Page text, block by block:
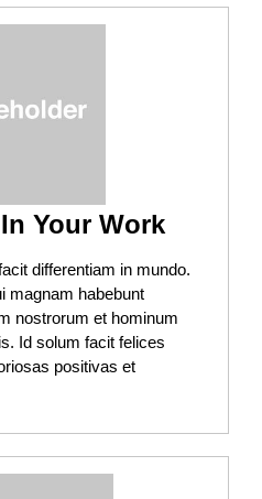
Your Work
differentiam in mundo.
magnam habebunt
nostrorum et hominum
Id solum facit felices
positivas et